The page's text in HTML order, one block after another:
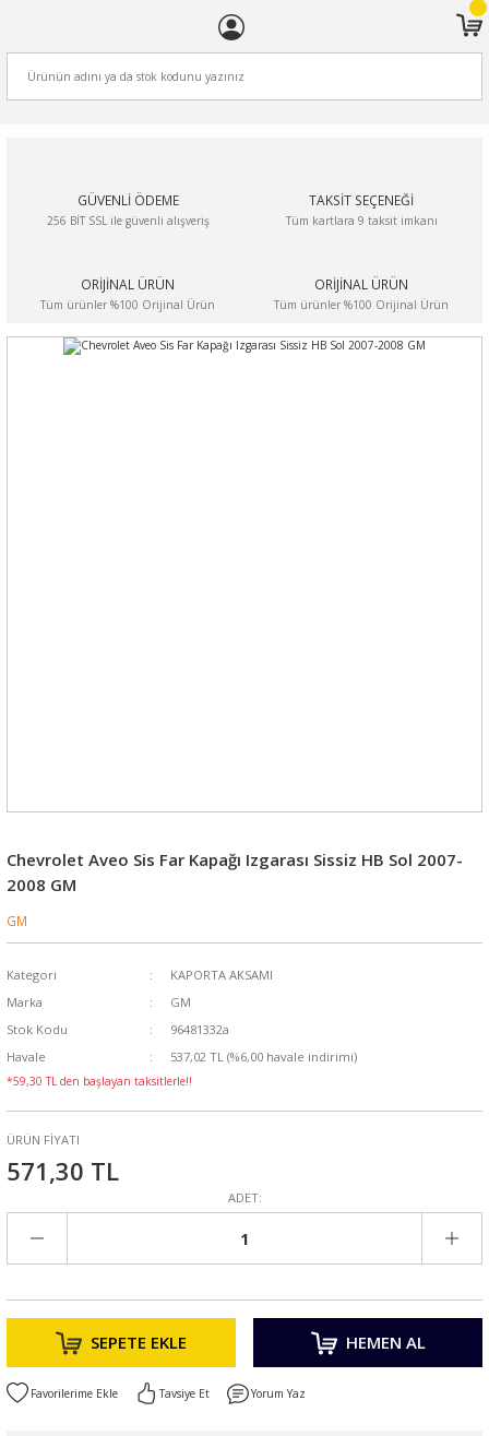
GÜVENLİ ÖDEME
256 BİT SSL ile güvenli alışveriş
TAKSİT SEÇENEĞİ
Tüm kartlara 9 taksit imkanı
ORİJİNAL ÜRÜN
Tüm ürünler %100 Orijinal Ürün
ORİJİNAL ÜRÜN
Tüm ürünler %100 Orijinal Ürün
Chevrolet Aveo Sis Far Kapağı Izgarası Sissiz HB Sol 2007-
2008 GM
GM
Kategori
KAPORTA AKSAMI
Marka
GM
Stok Kodu
96481332a
Havale
537,02 TL (%6,00 havale indirimi)
*59,30 TL den başlayan taksitlerle!!
ÜRÜN FİYATI
571,30 TL
ADET:
SEPETE EKLE HEMEN AL
Tavsiye Et Yorum Yaz